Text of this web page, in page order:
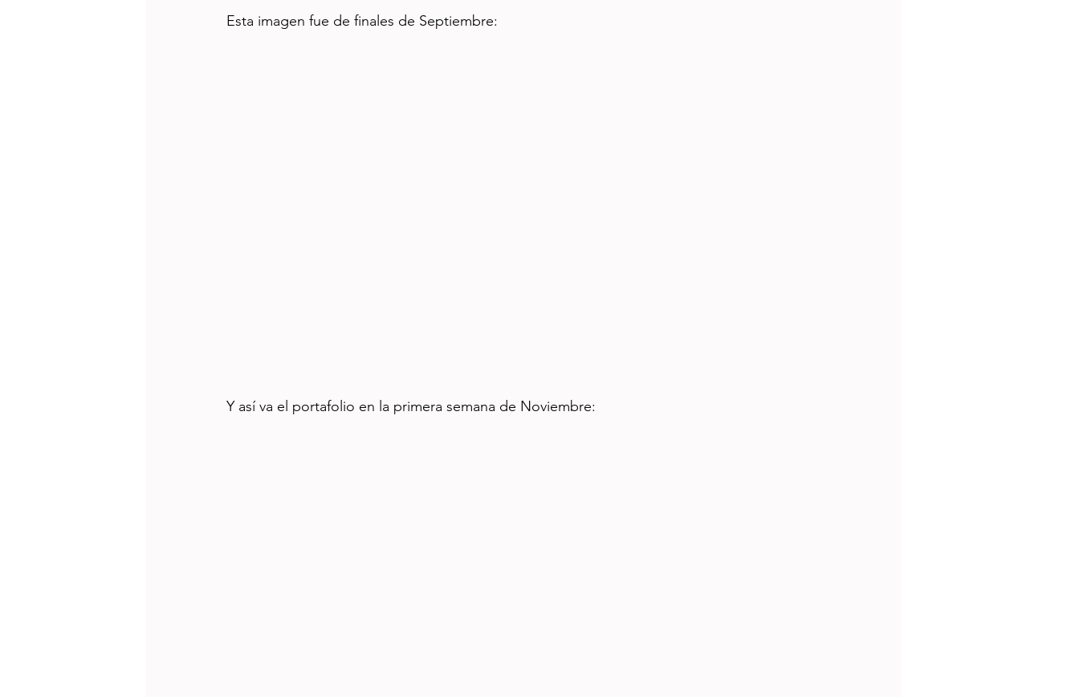
Esta imagen fue de finales de Septiembre:
Y así va el portafolio en la primera semana de Noviembre: